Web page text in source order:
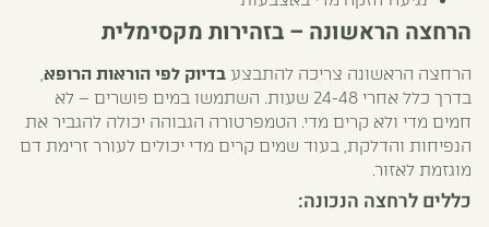
הרחצה הראשונה – בזהירות מקסימלית
הרחצה הראשונה צריכה להתבצע בדיוק לפי הוראות הרופא,
בדרך כלל אחרי 24-48 שעות. השתמשו במים פושרים – לא
חמים מדי ולא קרים מדי. הטמפרטורה הגבוהה יכולה להגביר את
הנפיחות והדלקת, בעוד שמים קרים מדי יכולים לעורר זרימת דם
מוגזמת לאזור.
כללים לרחצה הנכונה: